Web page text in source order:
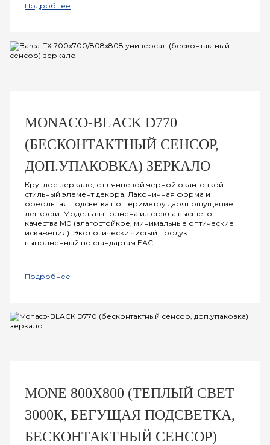
Подробнее
MONACO-BLACK D770
(БЕСКОНТАКТНЫЙ СЕНСОР,
ДОП.УПАКОВКА) ЗЕРКАЛО
Круглое зеркало, с глянцевой черной окантовкой -
стильный элемент декора. Лаконичная форма и
ореольная подсветка по периметру дарят ощущение
легкости. Модель выполнена из стекла высшего
качества M0 (влагостойкое, минимальные оптические
искажения). Экологически чистый продукт
выполненный по стандартам ЕАС.
Подробнее
MONE 800Х800 (ТЕПЛЫЙ СВЕТ
3000К, БЕГУЩАЯ ПОДСВЕТКА,
БЕСКОНТАКТНЫЙ СЕНСОР)